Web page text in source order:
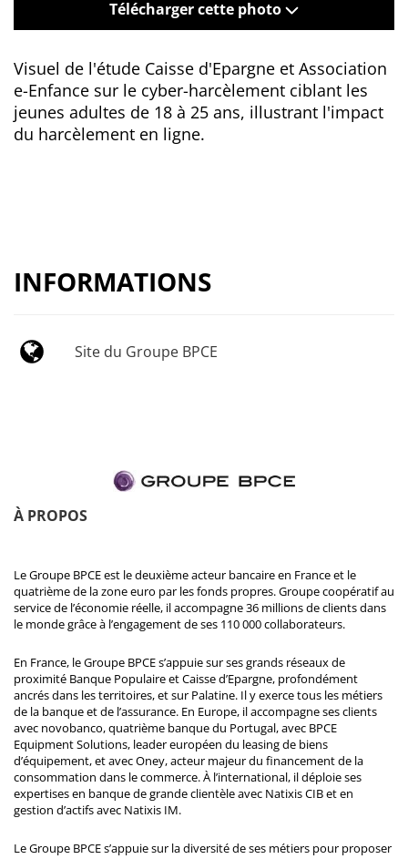
Télécharger cette photo
Visuel de l'étude Caisse d'Epargne et Association
e-Enfance sur le cyber-harcèlement ciblant les
jeunes adultes de 18 à 25 ans, illustrant l'impact
du harcèlement en ligne.
INFORMATIONS
Site du Groupe BPCE
À PROPOS
Le Groupe BPCE est le deuxième acteur bancaire en France et le
quatrième de la zone euro par les fonds propres. Groupe coopératif au
service de l’économie réelle, il accompagne 36 millions de clients dans
le monde grâce à l’engagement de ses 110 000 collaborateurs.
En France, le Groupe BPCE s’appuie sur ses grands réseaux de
proximité Banque Populaire et Caisse d’Epargne, profondément
ancrés dans les territoires, et sur Palatine. Il y exerce tous les métiers
de la banque et de l’assurance. En Europe, il accompagne ses clients
avec novobanco, quatrième banque du Portugal, avec BPCE
Equipment Solutions, leader européen du leasing de biens
d’équipement, et avec Oney, acteur majeur du financement de la
consommation dans le commerce. À l’international, il déploie ses
expertises en banque de grande clientèle avec Natixis CIB et en
gestion d’actifs avec Natixis IM.
Le Groupe BPCE s’appuie sur la diversité de ses métiers pour proposer